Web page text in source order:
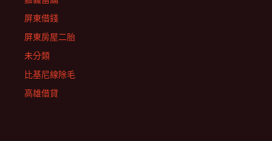
屏東借錢
屏東房屋二胎
未分類
比基尼線除毛
高雄借貸